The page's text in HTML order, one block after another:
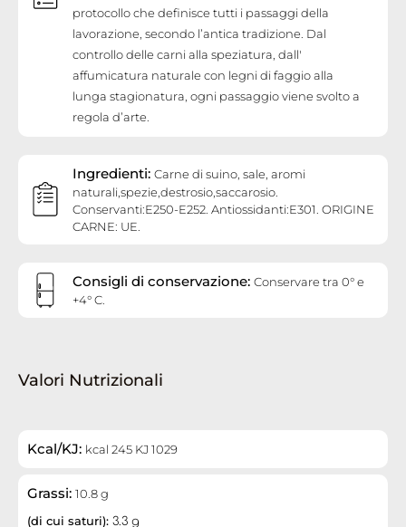
protocollo che definisce tutti i passaggi della
lavorazione, secondo l’antica tradizione. Dal
controllo delle carni alla speziatura, dall'
affumicatura naturale con legni di faggio alla
lunga stagionatura, ogni passaggio viene svolto a
regola d’arte.
Ingredienti: Carne di suino, sale, aromi
naturali,spezie,destrosio,saccarosio.
Conservanti:E250-E252. Antiossidanti:E301. ORIGINE
CARNE: UE.
Consigli di conservazione: Conservare tra 0° e
+4° C.
Valori Nutrizionali
Kcal/KJ: kcal 245 KJ 1029
Grassi: 10.8 g
(di cui saturi): 3.3 g